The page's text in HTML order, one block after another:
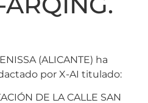
(ALICANTE) ha
por X-AI titulado:
DE LA CALLE SAN